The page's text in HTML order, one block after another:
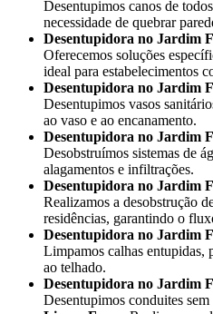
Desentupimos canos de
necessidade de quebrar
Desentupidora no Jardim
Oferecemos soluções
ideal para estabelecimentos
Desentupidora no Jardim
Desentupimos vasos
ao vaso e ao encanamento.
Desentupidora no Jardim
Desobstruímos sistemas de
alagamentos e infiltrações.
Desentupidora no Jardim
Realizamos a desobstrução
residências, garantindo o
Desentupidora no Jardim
Limpamos calhas entupidas,
ao telhado.
Desentupidora no Jardim
Desentupimos conduites